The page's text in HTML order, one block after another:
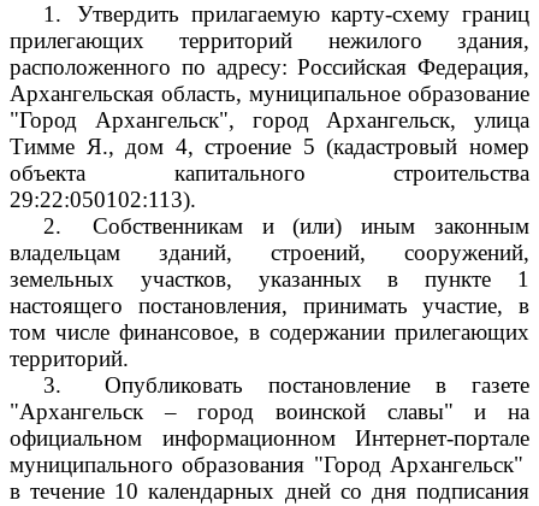
1.
Утвердить прилагаемую карту-схему границ
прилегающих территорий нежилого здания,
расположенного по адресу: Российская Федерация,
Архангельская область, муниципальное образование
"Город Архангельск", город Архангельск, улица
Тимме Я., дом 4, строение 5 (кадастровый номер
объекта капитального строительства
29:22:050102:113).
2.
Собственникам и (или) иным законным
владельцам зданий, строений, сооружений,
земельных участков, указанных в пункте 1
настоящего постановления, принимать участие, в
том числе финансовое, в содержании прилегающих
территорий.
3.
Опубликовать постановление в газете
"Архангельск – город воинской славы" и на
официальном информационном Интернет-портале
муниципального образования "Город Архангельск"
в течение 10 календарных дней со дня подписания